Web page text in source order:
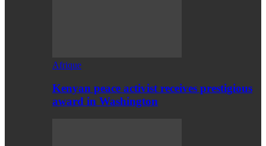
Afrique
Kenyan peace activist receives prestigious
award in Washington